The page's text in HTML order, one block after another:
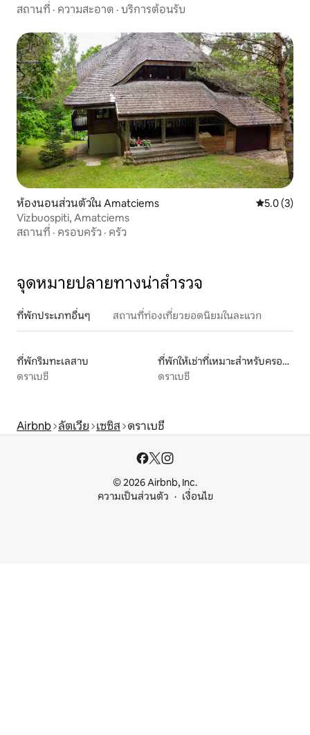
สถานที่ · ความสะอาด · บริการต้อนรับ
ห้องนอนส่วนตัวใน Amatciems คะแนนเฉลี่
5.0 (3)
Vizbuospiti, Amatciems
สถานที่ · ครอบครัว · ครัว
จุดหมายปลายทางน่าสำรวจ
ที่พักประเภทอื่นๆ สถานที่ท่องเที่ยวยอดนิยมในละแวก
ที่พักริมทะเลสาบ
ดราเบชี
ที่พักให้เช่าที่เหมาะสำหรับครอบครัว
ดราเบชี
Airbnb ลัตเวีย เซซิส ดราเบชี
© 2026 Airbnb, Inc.
ความเป็นส่วนตัว
เงื่อนไข